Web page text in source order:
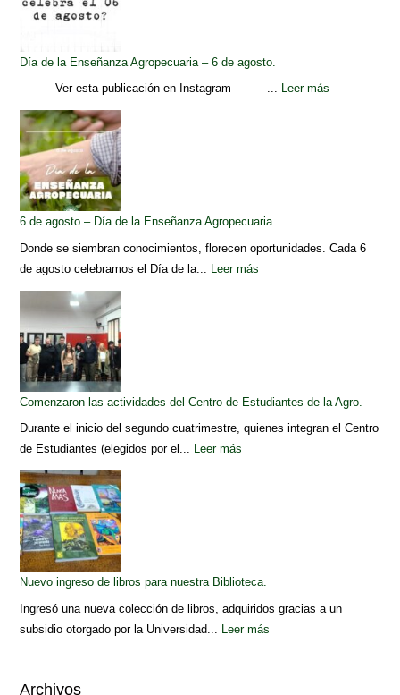
Día de la Enseñanza Agropecuaria – 6 de agosto.
Ver esta publicación en Instagram ... Leer más
6 de agosto – Día de la Enseñanza Agropecuaria.
Donde se siembran conocimientos, florecen oportunidades. Cada 6
de agosto celebramos el Día de la... Leer más
Comenzaron las actividades del Centro de Estudiantes de la Agro.
Durante el inicio del segundo cuatrimestre, quienes integran el Centro
de Estudiantes (elegidos por el... Leer más
Nuevo ingreso de libros para nuestra Biblioteca.
Ingresó una nueva colección de libros, adquiridos gracias a un
subsidio otorgado por la Universidad... Leer más
Archivos